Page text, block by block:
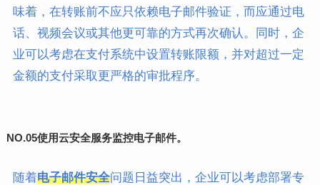
味着，在转账前不应只依赖电子邮件验证，而应通过电
话、视频会议或其他更可靠的方式再次确认。同时，企
业可以考虑在支付系统中设置转账限额，并对超过一定
金额的支付采取更严格的审批程序。
NO.05使用云安全服务监控电子邮件。
随着电子邮件安全问题日益突出，企业可以考虑部署专